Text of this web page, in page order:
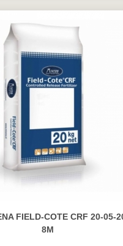
FIELD-COTE CRF 20-05-
8М